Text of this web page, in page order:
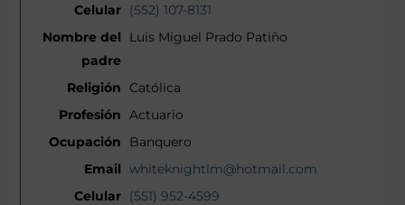
(552) 107-8131
Luis Miguel Prado Patiño
Católica
Actuario
Banquero
whiteknightlm@hotmail.com
(551) 952-4599